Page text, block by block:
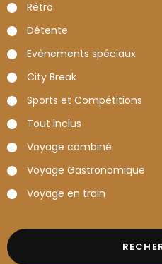
Rétro
Détente
Evènements spéciaux
City Break
Sports et Compétitions
Tout inclus
Voyage combiné
Voyage Gastronomique
Voyage en train